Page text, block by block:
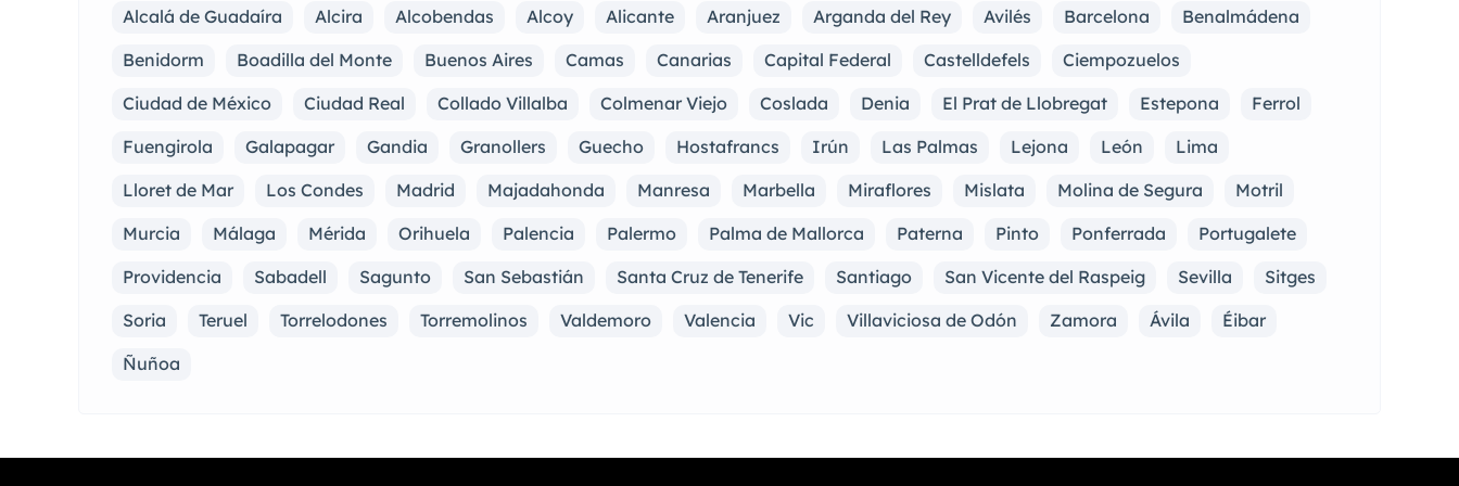
Alcalá de Guadaíra Alcira Alcobendas Alcoy Alicante Aranjuez Arganda del Rey Avilés Barcelona
Benalmádena
Benidorm
Boadilla del Monte Buenos Aires Camas Canarias Capital Federal Castelldefels
Ciempozuelos
Ciudad de México
Ciudad Real Collado Villalba Colmenar Viejo Coslada Denia El Prat de Llobregat Estepona
Ferrol
Fuengirola
Galapagar Gandia Granollers Guecho Hostafrancs Irún Las Palmas Lejona León
Lima
Lloret de Mar
Los Condes Madrid Majadahonda Manresa Marbella Miraflores Mislata Molina de Segura
Motril
Murcia
Málaga Mérida Orihuela Palencia Palermo Palma de Mallorca Paterna Pinto Ponferrada
Portugalete
Providencia
Sabadell Sagunto San Sebastián Santa Cruz de Tenerife Santiago San Vicente del Raspeig Sevilla
Sitges
Soria
Teruel Torrelodones Torremolinos Valdemoro Valencia Vic Villaviciosa de Odón Zamora Ávila
Éibar
Ñuñoa